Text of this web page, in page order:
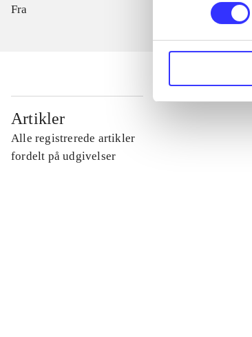
Fra
Artikler
Alle registrerede artikler
fordelt på udgivelser